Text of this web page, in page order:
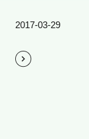
2017-03-29